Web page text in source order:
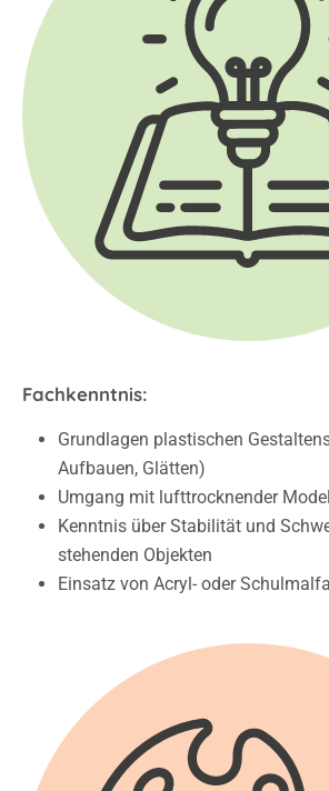
Fachkenntnis:
Grundlagen plastischen
Aufbauen, Glätten)
Umgang mit lufttrocknender
Kenntnis über Stabilität und
stehenden Objekten
Einsatz von Acryl- oder